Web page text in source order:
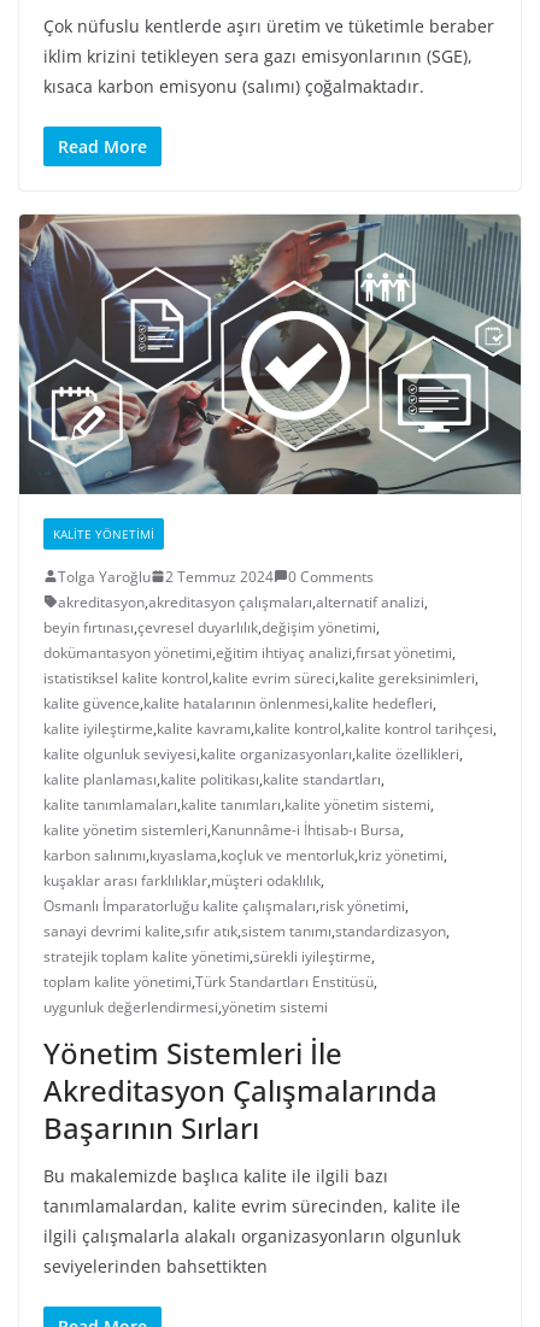
Çok nüfuslu kentlerde aşırı üretim ve tüketimle beraber
iklim krizini tetikleyen sera gazı emisyonlarının (SGE),
kısaca karbon emisyonu (salımı) çoğalmaktadır.
Read More
KALITE YÖNETIMI
Tolga Yaroğlu 2 Temmuz 2024
0 Comments
akreditasyon,akreditasyon çalışmaları,alternatif analizi,
beyin fırtınası,çevresel duyarlılık,değişim yönetimi,
dokümantasyon yönetimi,eğitim ihtiyaç analizi,fırsat yönetimi,
istatistiksel kalite kontrol,kalite evrim süreci,kalite gereksinimleri,
kalite güvence,kalite hatalarının önlenmesi,kalite hedefleri,
kalite iyileştirme,kalite kavramı,kalite kontrol,kalite kontrol tarihçesi,
kalite olgunluk seviyesi,kalite organizasyonları,kalite özellikleri,
kalite planlaması,kalite politikası,kalite standartları,
kalite tanımlamaları,kalite tanımları,kalite yönetim sistemi,
kalite yönetim sistemleri,Kanunnâme-i İhtisab-ı Bursa,
karbon salınımı,kıyaslama,koçluk ve mentorluk,kriz yönetimi,
kuşaklar arası farklılıklar,müşteri odaklılık,
Osmanlı İmparatorluğu kalite çalışmaları,risk yönetimi,
sanayi devrimi kalite,sıfır atık,sistem tanımı,standardizasyon,
stratejik toplam kalite yönetimi,sürekli iyileştirme,
toplam kalite yönetimi,Türk Standartları Enstitüsü,
uygunluk değerlendirmesi,yönetim sistemi
Yönetim Sistemleri İle
Akreditasyon Çalışmalarında
Başarının Sırları
Bu makalemizde başlıca kalite ile ilgili bazı
tanımlamalardan, kalite evrim sürecinden, kalite ile
ilgili çalışmalarla alakalı organizasyonların olgunluk
seviyelerinden bahsettikten